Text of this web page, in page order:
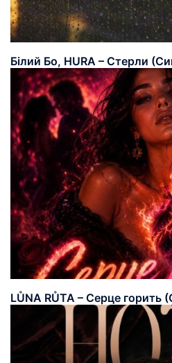
Білий Бо, HURA – Стерли
LŮNA RŮTA – Серце горить